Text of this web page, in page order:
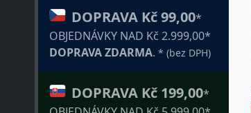
DOPRAVA Kč 99,00*
OBJEDNÁVKY NAD Kč 2.999,00*
DOPRAVA ZDARMA. * (bez DPH)
DOPRAVA Kč 199,00*